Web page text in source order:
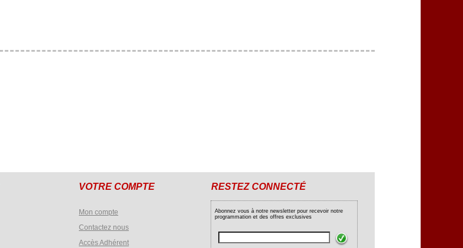
VOTRE COMPTE RESTEZ CONNECTÉ
Mon compte
Contactez nous
Accès Adhérent
Abonnez vous à notre newsletter pour recevoir notre
programmation et des offres exclusives